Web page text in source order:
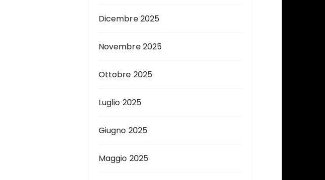
Dicembre 2025
Novembre 2025
Ottobre 2025
Luglio 2025
Giugno 2025
Maggio 2025